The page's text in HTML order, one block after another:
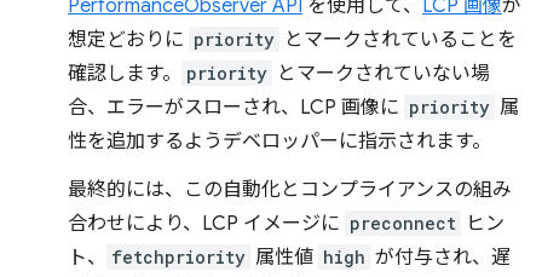
PerformanceObserver API を使用して、 LCP 画像が
想定どおりに priority とマークされていることを
確認します。
priority とマークされていない場
合、エラーがスローされ、LCP 画像に priority 属
性を追加するようデベロッパーに指示されます。
最終的には、この自動化とコンプライアンスの組み
合わせにより、LCP イメージに preconnect ヒン
ト、
fetchpriority 属性値 high が付与され、遅